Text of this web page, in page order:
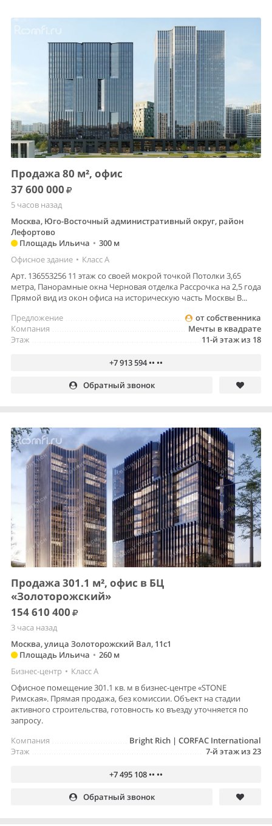
Продажа 80 м², офис
37 600 000
5 часов назад
Москва, Юго-Восточный административный округ, район
Лефортово
Площадь Ильича • 300 м
Офисное здание • Класс A
Арт. 136553256 11 этаж со своей мокрой точкой Потолки 3,65
метра, Панорамные окна Черновая отделка Рассрочка на 2,5 года
Прямой вид из окон офиса на историческую часть Москвы В...
от собственника
Предложение
Мечты в квадрате
Компания
11-й этаж из 18
Этаж
+7 913 594 •• ••
Обратный звонок
Продажа 301.1 м², офис в БЦ
«Золоторожский»
154 610 400
3 часа назад
Москва, улица Золоторожский Вал, 11с1
Площадь Ильича • 260 м
Бизнес-центр • Класс A
Офисное помещение 301.1 кв. м в бизнес-центре «STONE
Римская». Прямая продажа, без комиссии. Объект на стадии
активного строительства, готовность ко въезду уточняется по
запросу.
Bright Rich | CORFAC International
Компания
7-й этаж из 23
Этаж
+7 495 108 •• ••
Обратный звонок